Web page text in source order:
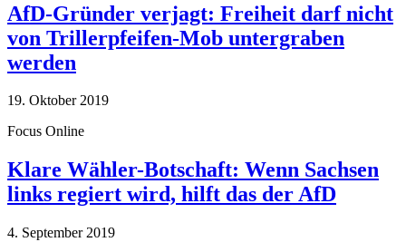
AfD-Gründer verjagt: Freiheit darf nicht
von Trillerpfeifen-Mob untergraben
werden
19. Oktober 2019
Focus Online
Klare Wähler-Botschaft: Wenn Sachsen
links regiert wird, hilft das der AfD
4. September 2019